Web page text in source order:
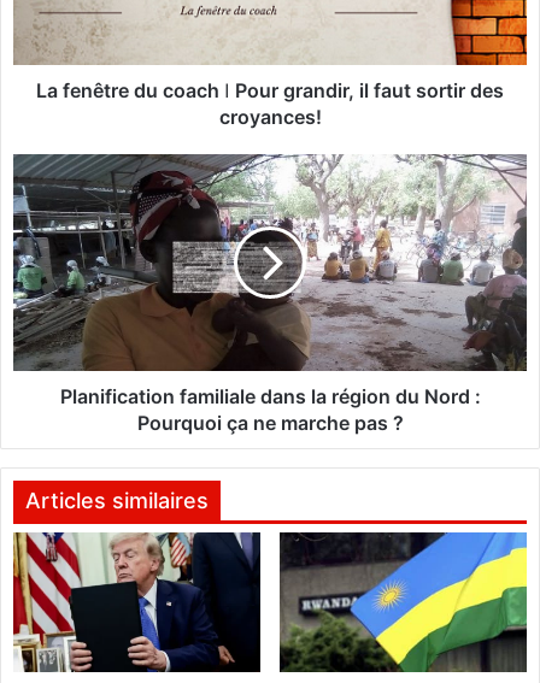
r
e
o
a
c
h
ǀ
P
o
u
r
n
r
,
f
La fenêtre du coach ǀ Pour grandir, il faut sortir des
croyances!
P
l
a
n
i
f
i
c
a
o
n
a
m
i
a
Planification familiale dans la région du Nord :
Pourquoi ça ne marche pas ?
Articles similaires